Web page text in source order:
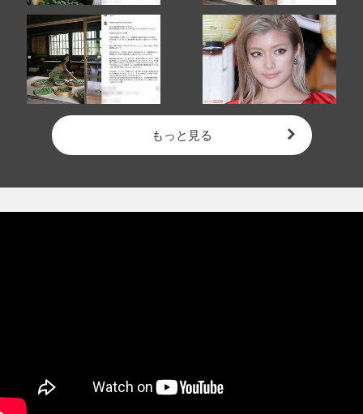
もっと見る